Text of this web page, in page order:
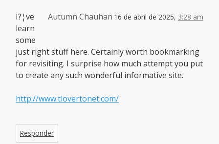
Autumn Chauhan 16 de abril de 2025, 3:28 am
I?¦ve
learn
some
just right stuff here. Certainly worth bookmarking
for revisiting. I surprise how much attempt you put
to create any such wonderful informative site.
http://www.tlovertonet.com/
Responder